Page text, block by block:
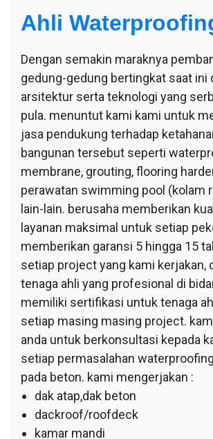
Ahli
Dengan semakin maraknya
gedung-gedung bertingkat saat ini
arsitektur serta teknologi yang
pula. menuntut kami kami untuk
jasa pendukung terhadap
bangunan tersebut seperti
membrane, grouting, flooring
perawatan swimming pool (kolam
lain-lain. berusaha memberikan
layanan maksimal untuk setiap
memberikan garansi 5 hingga 15
setiap project yang kami kerjakan,
tenaga ahli yang profesional di
memiliki sertifikasi untuk tenaga
setiap masing masing project.
anda untuk berkonsultasi kepada
setiap permasalahan
pada beton. kami mengerjakan :
dak atap,dak beton
dackroof/roofdeck
kamar mandi